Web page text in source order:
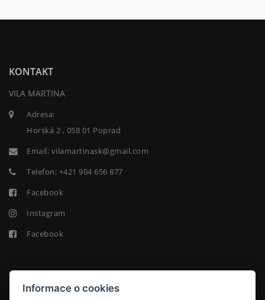
KONTAKT
VILA MARTINA
Adresa:
Horská 2 , 058 01 Poprad
Email: vilamartinask@gmail.com
Telefon: +421 904 656 877
Facebook
Instagram
Facebook
NEWSLETTER
Informace o cookies